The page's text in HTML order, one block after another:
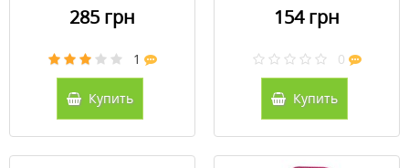
285 грн
1
Купить
154 грн
0
Купить